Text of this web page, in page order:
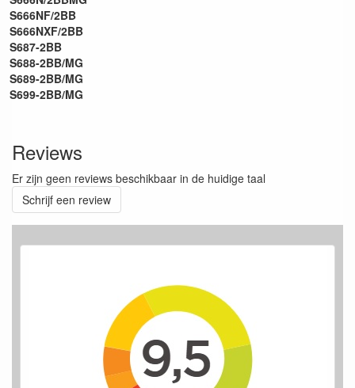
S666NF/2BB
S666NXF/2BB
S687-2BB
S688-2BB/MG
S689-2BB/MG
S699-2BB/MG
Reviews
Er zijn geen reviews beschikbaar in de huidige taal
Schrijf een review